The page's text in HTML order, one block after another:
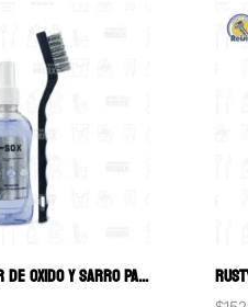
SOX REMOVEDOR DE OXIDO Y SARRO PARA INSTRUMENTAL 120 ML